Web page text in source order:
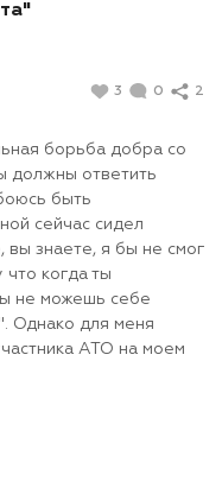
3 0 2
борьба добра со
должны ответить
быть
сейчас сидел
вы знаете, я бы не смог
когда ты
не можешь себе
Однако для меня
АТО на моем